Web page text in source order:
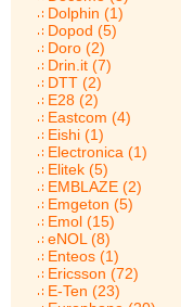
Dolphin (1)
Dopod (5)
Doro (2)
Drin.it (7)
DTT (2)
E28 (2)
Eastcom (4)
Eishi (1)
Electronica (1)
Elitek (5)
EMBLAZE (2)
Emgeton (5)
Emol (15)
eNOL (8)
Enteos (1)
Ericsson (72)
E-Ten (23)